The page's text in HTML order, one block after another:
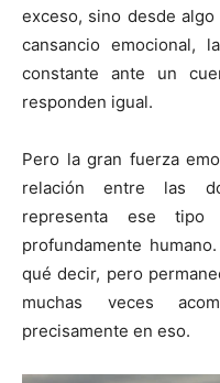
exceso, sino desde
cansancio emocional,
constante ante un
responden igual.
Pero la gran fuerza
relación entre las
representa ese
profundamente
qué decir, pero
muchas veces
precisamente en eso.